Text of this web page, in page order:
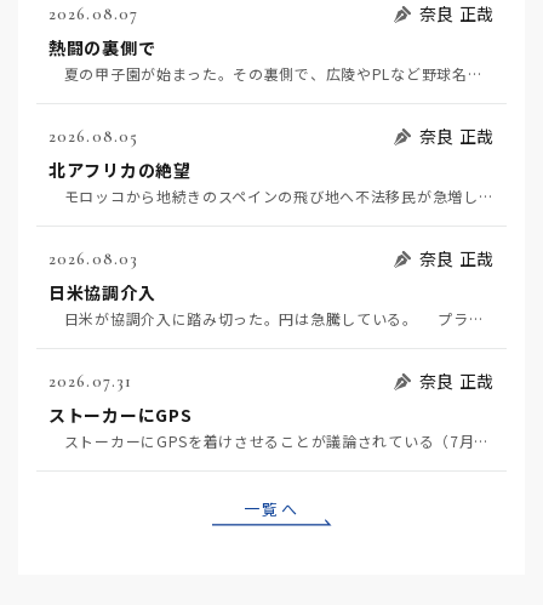
2026.08.07
奈良 正哉
熱闘の裏側で
夏の甲子園が始まった。その裏側で、広陵やPLなど野球名門校（だった）の不祥事のその後について、「熱…
2026.08.05
奈良 正哉
北アフリカの絶望
モロッコから地続きのスペインの飛び地へ不法移民が急増していて、当地の大問題となっている。「海を泳い…
2026.08.03
奈良 正哉
日米協調介入
日米が協調介入に踏み切った。円は急騰している。 プラザ合意以降、協調介入は為替相場の転機になって…
2026.07.31
奈良 正哉
ストーカーにGPS
ストーカーにGPSを着けさせることが議論されている（7月29日日経）。反対派は「ストーカーにも人権…
一覧へ